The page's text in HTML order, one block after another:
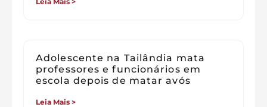
Adolescente na Tailândia mata
professores e funcionários em
escola depois de matar avós
Leia Mais >